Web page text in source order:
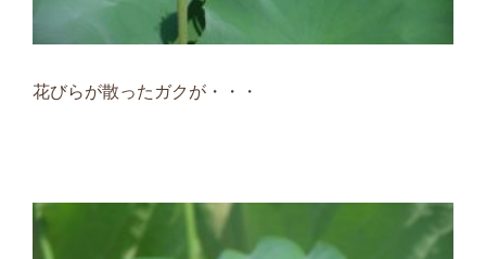
花びらが散ったガクが・・・